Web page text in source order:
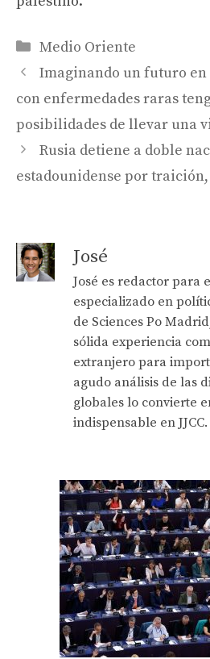
Categories
Medio Oriente
Imaginando un futuro
con enfermedades raras
posibilidades de llevar una
Rusia detiene a doble
estadounidense por
José
José es redactor para
especializado en
de Sciences Po
sólida experiencia
extranjero para
agudo análisis de las
globales lo convierte
indispensable en JJCC.